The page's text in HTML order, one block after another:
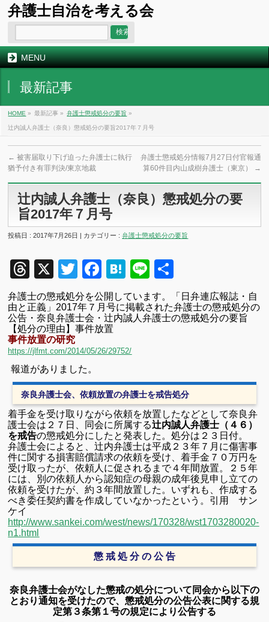
弁護士自治を考える会
MENU
最新記事
HOME » 最新記事 » 弁護士懲戒処分の要旨 »
辻内誠人弁護士（奈良）懲戒処分の要旨2017年７月号
← 被害届取り下げ迫った弁護士に執行
猶予付き有罪判決/東京地裁
弁護士懲戒処分情報7月27日付官報通
算60件目内山成樹弁護士（東京）
→
辻内誠人弁護士（奈良）懲戒処分の要
旨2017年７月号
投稿日 : 2017年7月26日 | カテゴリー :弁護士懲戒処分の要旨
Threads
X TwitterFacebook
Hatena
Line
有
弁護士の懲戒処分を公開しています。
「日弁連広報誌・自
由と正義」 2017年７ 月号に掲載された弁護士の懲戒処分の
公告・奈良弁護士会・辻内誠人弁護士の懲戒処分の要旨
【処分の理由】事件放置
事件放置の研究
https://jlfmt.com/2014/05/26/29752/
報道がありました。
奈良弁護士会、依頼放置の弁護士を戒告処分
着手金を受け取りながら依頼を放置したなどとして奈良弁
護士会は２７日、同会に所属する辻内誠人弁護士（４６）
を戒告の懲戒処分にしたと発表した。処分は２３日付。
弁護士会によると、辻内弁護士は平成２３年７月に傷害事
件に関する損害賠償請求の依頼を受け、着手金７０万円を
受け取ったが、依頼人に促されるまで４年間放置。２５年
には、別の依頼人から認知症の母親の成年後見申し立ての
依頼を受けたが、約３年間放置した。いずれも、作成する
べき委任契約書を作成していなかったという。 引用 サン
ケイ
http://www.sankei.com/west/news/170328/wst1703280020-
n1.html
懲 戒 処 分 の 公 告
奈良弁護士会がなした懲戒の処分について同会から以下の
とおり通知を受けたので、懲戒処分の公告公表に関する規
定第３条第１号の規定により公告する